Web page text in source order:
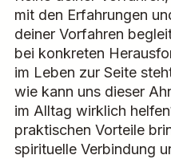
mit den Erfahrungen
deiner Vorfahren
bei konkreten
im Leben zur Seite
wie kann uns dieser
im Alltag wirklich
praktischen Vorteile
spirituelle Verbindung